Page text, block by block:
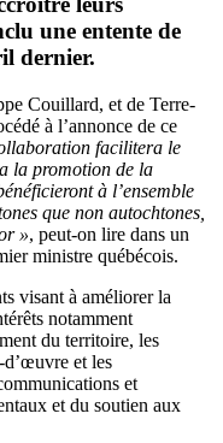
une entente de
dernier.
Couillard, et de Terre-
à l’annonce de ce
facilitera le
la promotion de la
à l’ensemble
que non autochtones,
», peut-on lire dans un
ministre québécois.
visant à améliorer la
notamment
du territoire, les
et les
et
et du soutien aux